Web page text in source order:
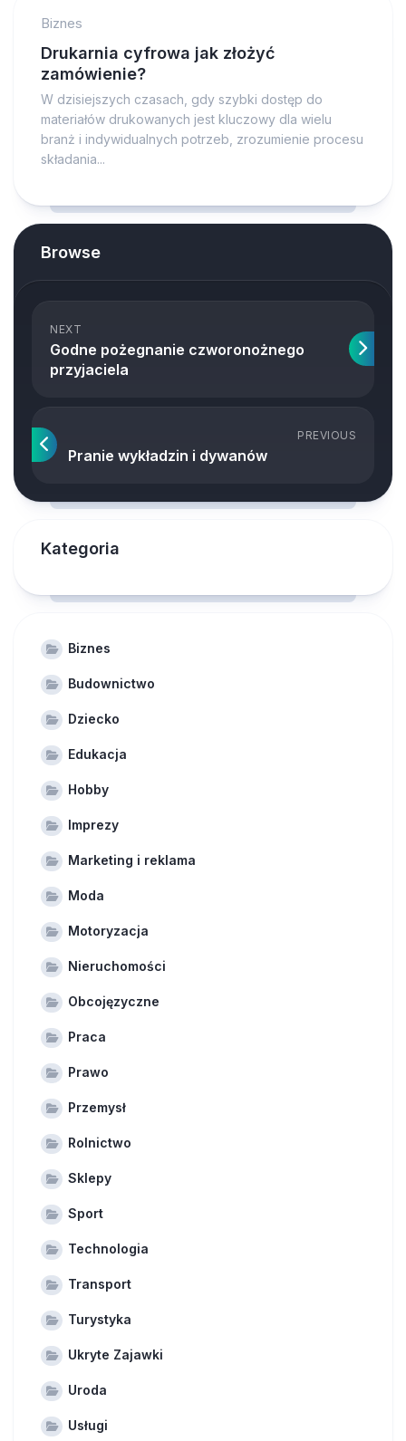
Biznes
Drukarnia cyfrowa jak złożyć
zamówienie?
W dzisiejszych czasach, gdy szybki dostęp do
materiałów drukowanych jest kluczowy dla wielu
branż i indywidualnych potrzeb, zrozumienie procesu
składania...
Browse
NEXT
Godne pożegnanie czworonożnego
przyjaciela
PREVIOUS
Pranie wykładzin i dywanów
Kategoria
Biznes
Budownictwo
Dziecko
Edukacja
Hobby
Imprezy
Marketing i reklama
Moda
Motoryzacja
Nieruchomości
Obcojęzyczne
Praca
Prawo
Przemysł
Rolnictwo
Sklepy
Sport
Technologia
Transport
Turystyka
Ukryte Zajawki
Uroda
Usługi